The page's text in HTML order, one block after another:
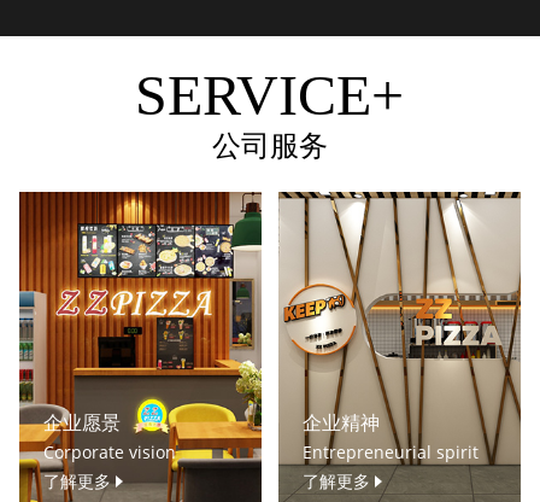
SERVICE+
公司服务
企业愿景
Corporate vision
了解更多
企业精神
Entrepreneurial spirit
了解更多